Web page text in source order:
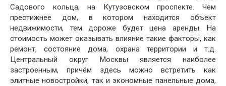
Садового кольца, на Кутузовском проспекте. Чем
престижнее дом, в котором находится объект
недвижимости, тем дороже будет цена аренды. На
стоимость может оказывать влияние такие факторы, как
ремонт, состояние дома, охрана территории и т.д.
Центральный округ Москвы является наиболее
застроенным, причём здесь можно встретить как
элитные новостройки, так и экономные панельные дома,